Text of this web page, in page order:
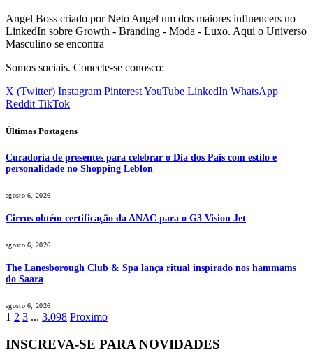
Angel Boss criado por Neto Angel um dos maiores influencers no
LinkedIn sobre Growth - Branding - Moda - Luxo. Aqui o Universo
Masculino se encontra
Somos sociais. Conecte-se conosco:
X (Twitter) Instagram PinterestYouTube LinkedIn WhatsApp
Reddit TikTok
Últimas Postagens
Curadoria de presentes para celebrar o Dia dos Pais com estilo e
personalidade no Shopping Leblon
agosto 6, 2026
Cirrus obtém certificação da ANAC para o G3 Vision Jet
agosto 6, 2026
The Lanesborough Club & Spa lança ritual inspirado nos hammams
do Saara
agosto 6, 2026
1 2 3 ... 3.098 Proximo
INSCREVA-SE PARA NOVIDADES